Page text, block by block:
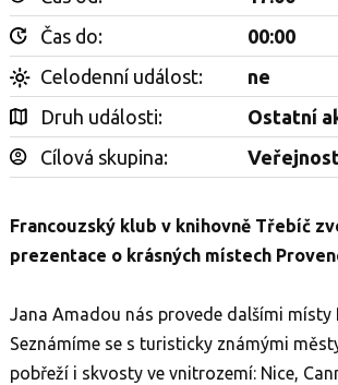
Čas do:
00:00
Celodenní událost:
ne
Druh události:
Ostatní
Cílová skupina:
Francouzský klub v knihovně Třebíč
prezentace o krásných místech
Jana Amadou nás provede dalšími místy
Seznámíme se s turisticky známými
pobřeží i skvosty ve vnitrozemí: Nice,